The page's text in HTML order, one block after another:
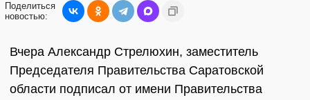
Поделиться
новостью:
Вчера Александр Стрелюхин, заместитель
Председателя Правительства Саратовской
области подписал от имени Правительства